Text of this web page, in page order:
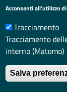
Small
Useful
Privacy
Note legali
Acconsenti all'utilizzo
Tracciamento
Tracciamento
interno (Matomo)
Salva